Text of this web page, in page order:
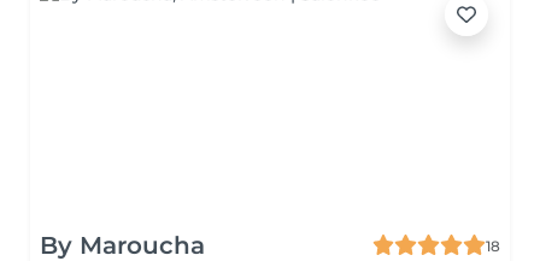
By Maroucha
18